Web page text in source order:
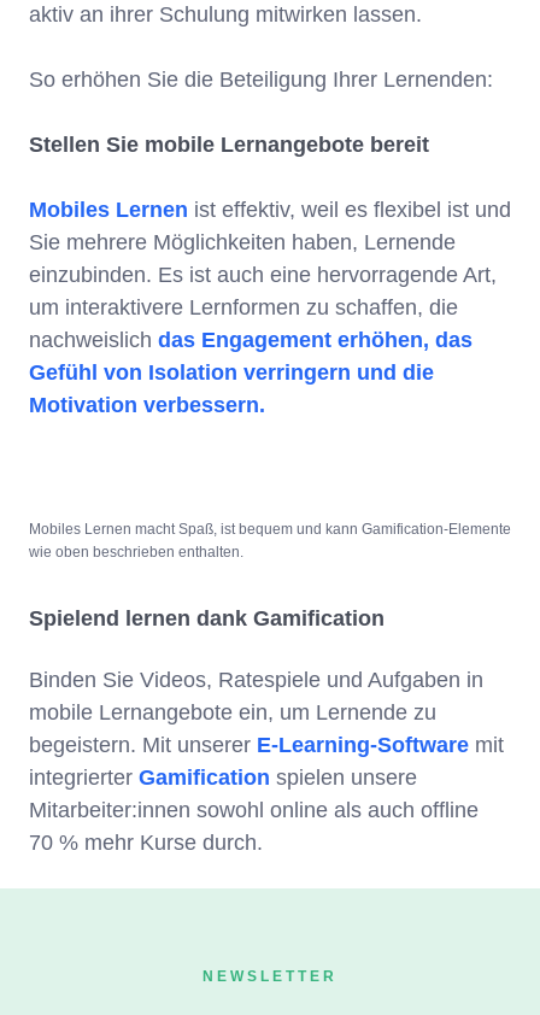
aktiv an ihrer Schulung mitwirken lassen.
So erhöhen Sie die Beteiligung Ihrer Lernenden:
Stellen Sie mobile Lernangebote bereit
Mobiles Lernen ist effektiv, weil es flexibel ist und
Sie mehrere Möglichkeiten haben, Lernende
einzubinden. Es ist auch eine hervorragende Art,
um interaktivere Lernformen zu schaffen, die
nachweislich das Engagement erhöhen, das
Gefühl von Isolation verringern und die
Motivation verbessern.
Mobiles Lernen macht Spaß, ist bequem und kann Gamification-Elemente
wie oben beschrieben enthalten.
Spielend lernen dank Gamification
Binden Sie Videos, Ratespiele und Aufgaben in
mobile Lernangebote ein, um Lernende zu
begeistern. Mit unserer E-Learning-Software mit
integrierter Gamification spielen unsere
Mitarbeiter:innen sowohl online als auch offline
70 % mehr Kurse durch.
NEWSLETTER